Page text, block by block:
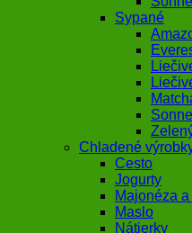
Sypané
Chladené
Cesto
Jogurty
Majonéza
Maslo
Nátierky